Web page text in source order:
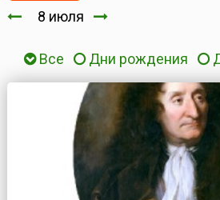
8 июля
Все Дни рождения